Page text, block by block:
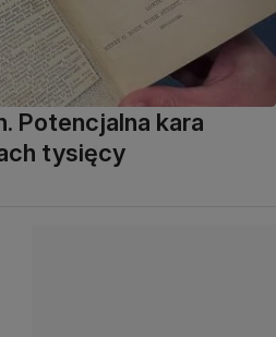
Potencjalna kara
tysięcy